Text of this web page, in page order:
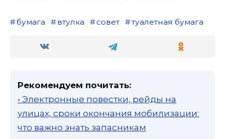
бумага втулка совет туалетная бумага
Рекомендуем почитать:
• Электронные повестки, рейды на
улицах, сроки окончания мобилизации:
что важно знать запасникам